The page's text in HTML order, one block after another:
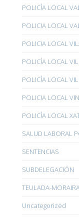
POLICÍA LOCAL
POLICIA LOCAL
POLICIA LOCAL
POLICÍA LOCAL
POLICÍA LOCAL
POLICIA LOCAL
POLICÍA LOCAL
SALUD LABORAL
SENTENCIAS
SUBDELEGACIÓN
TEULADA-
Uncategorized